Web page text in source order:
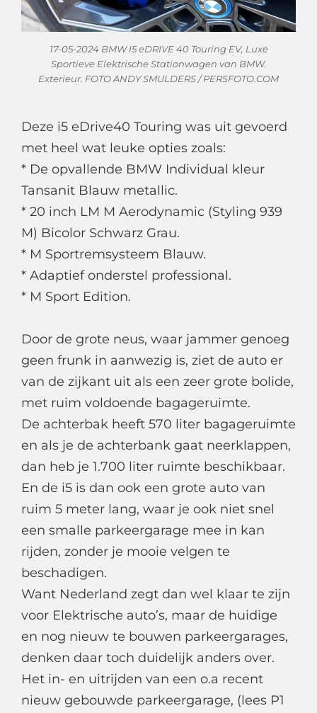
17-05-2024 BMW I5 eDRIVE 40 Touring EV, Luxe
Sportieve Elektrische Stationwagen van BMW.
Exterieur. FOTO ANDY SMULDERS / PERSFOTO.COM
Deze i5 eDrive40 Touring was uit gevoerd
met heel wat leuke opties zoals:
* De opvallende BMW Individual kleur
Tansanit Blauw metallic.
* 20 inch LM M Aerodynamic (Styling 939
M) Bicolor Schwarz Grau.
* M Sportremsysteem Blauw.
* Adaptief onderstel professional.
* M Sport Edition.
Door de grote neus, waar jammer genoeg
geen frunk in aanwezig is, ziet de auto er
van de zijkant uit als een zeer grote bolide,
met ruim voldoende bagageruimte.
De achterbak heeft 570 liter bagageruimte
en als je de achterbank gaat neerklappen,
dan heb je 1.700 liter ruimte beschikbaar.
En de i5 is dan ook een grote auto van
ruim 5 meter lang, waar je ook niet snel
een smalle parkeergarage mee in kan
rijden, zonder je mooie velgen te
beschadigen.
Want Nederland zegt dan wel klaar te zijn
voor Elektrische auto’s, maar de huidige
en nog nieuw te bouwen parkeergarages,
denken daar toch duidelijk anders over.
Het in- en uitrijden van een o.a recent
nieuw gebouwde parkeergarage, (lees P1